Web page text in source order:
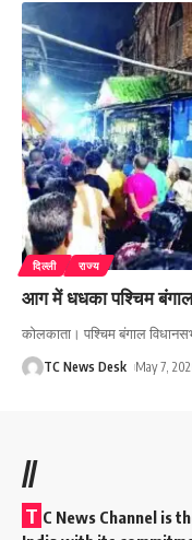
दिल्ली राज्य
आग में धधका पश्चिम
कोलकाता। पश्चिम बंगाल
TC News Desk May 7,
//
T C News Channel is